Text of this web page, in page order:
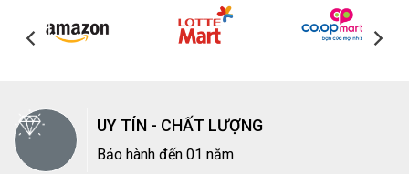
UY TÍN - CHẤT LƯỢNG
Bảo hành đến 01 năm